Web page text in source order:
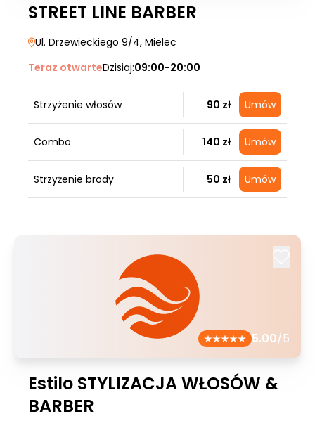
STREET LINE BARBER
Ul. Drzewieckiego 9/4, Mielec
Teraz otwarteDzisiaj:09:00-20:00
Strzyżenie włosów 90 zł Umów
Combo 140 zł Umów
Strzyżenie brody 50 zł Umów
5.00/5
Estilo STYLIZACJA WŁOSÓW &
BARBER